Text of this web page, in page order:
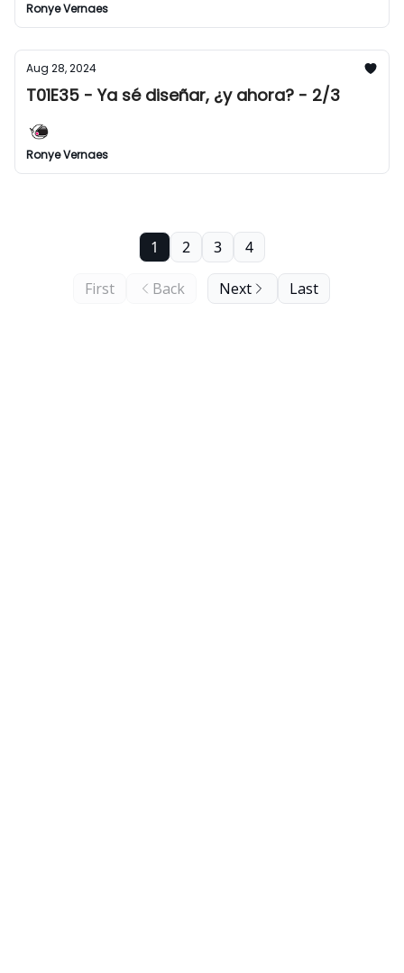
Ronye Vernaes
Aug 28, 2024
T01E35 - Ya sé diseñar, ¿y ahora? - 2/3
Ronye Vernaes
First Back
1 2 3 4
Next Last